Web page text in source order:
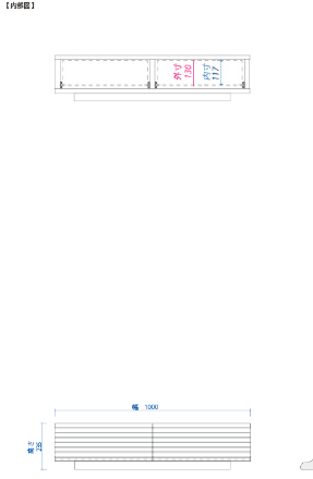
フルオープンレ
手前まで引き出せるので、奥の方ま